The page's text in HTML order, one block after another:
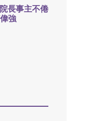
長事主不倦
強